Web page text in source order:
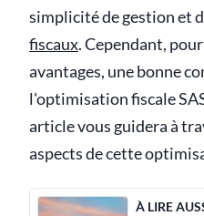
simplicité de gestion et
fiscaux. Cependant,
avantages, une bonne
l'optimisation fiscale
article vous guidera à
aspects de cette
À LIRE